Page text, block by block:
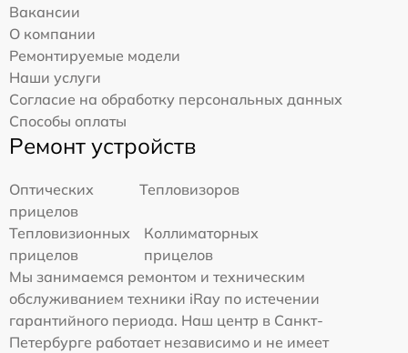
Вакансии
О компании
Ремонтируемые модели
Наши услуги
Согласие на обработку персональных данных
Способы оплаты
Ремонт устройств
Оптических
прицелов
Тепловизоров
Тепловизионных
прицелов
Коллиматорных
прицелов
Мы занимаемся ремонтом и техническим
обслуживанием техники iRay по истечении
гарантийного периода. Наш центр в Санкт-
Петербурге работает независимо и не имеет